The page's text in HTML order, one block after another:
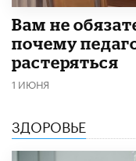
​Вам не
почему
растеряться
1 ИЮНЯ
ЗДОРОВЬЕ